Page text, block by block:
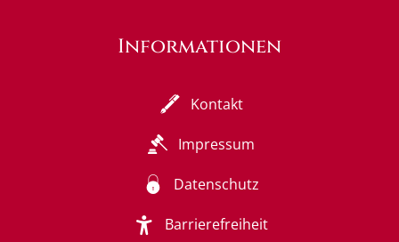
Informationen
Kontakt
Impressum
Datenschutz
Barrierefreiheit